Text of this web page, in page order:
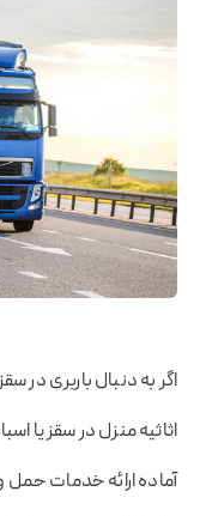
اگر به دنبال باربری در
اثاثیه منزل در سقز یا
آماده ارائه خدمات